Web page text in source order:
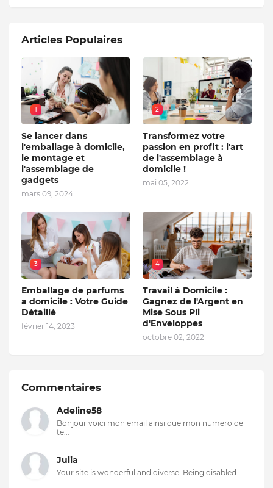
Articles Populaires
1
Se lancer dans
l'emballage à domicile,
le montage et
l'assemblage de
gadgets
mars 09, 2024
2
Transformez votre
passion en profit : l'art
de l'assemblage à
domicile !
mai 05, 2022
3
Emballage de parfums
a domicile : Votre Guide
Détaillé
février 14, 2023
4
Travail à Domicile :
Gagnez de l'Argent en
Mise Sous Pli
d'Enveloppes
octobre 02, 2022
Commentaires
Adeline58
Bonjour voici mon email ainsi que mon numero de
te...
Julia
Your site is wonderful and diverse. Being disabled...